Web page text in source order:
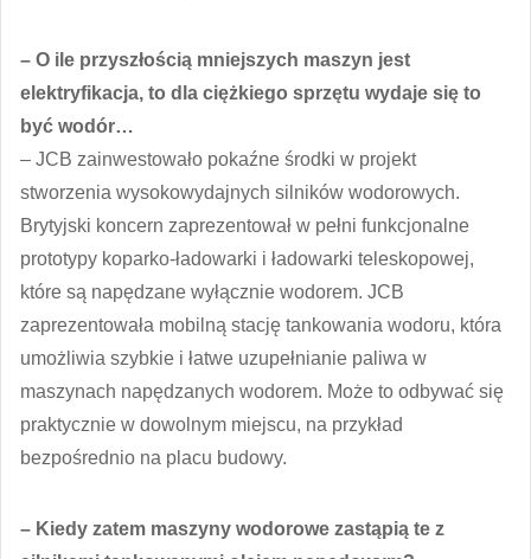
– O ile przyszłością mniejszych maszyn jest
elektryfikacja, to dla ciężkiego sprzętu wydaje się to
być wodór…
– JCB zainwestowało pokaźne środki w projekt
stworzenia wysokowydajnych silników wodorowych.
Brytyjski koncern zaprezentował w pełni funkcjonalne
prototypy koparko-ładowarki i ładowarki teleskopowej,
które są napędzane wyłącznie wodorem. JCB
zaprezentowała mobilną stację tankowania wodoru, która
umożliwia szybkie i łatwe uzupełnianie paliwa w
maszynach napędzanych wodorem. Może to odbywać się
praktycznie w dowolnym miejscu, na przykład
bezpośrednio na placu budowy.
– Kiedy zatem maszyny wodorowe zastąpią te z